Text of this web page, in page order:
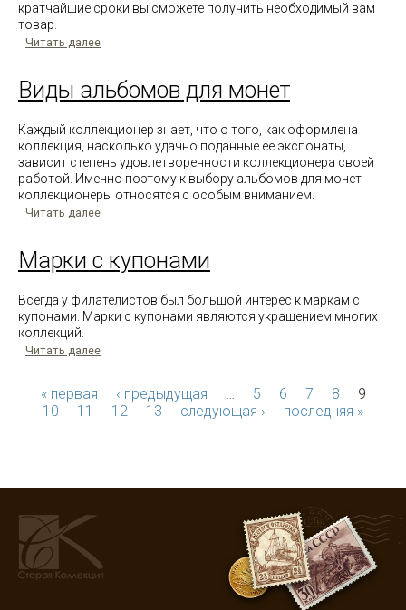
кратчайшие сроки вы сможете получить необходимый вам
товар.
Читать далее
Виды альбомов для монет
Каждый коллекционер знает, что о того, как оформлена
коллекция, насколько удачно поданные ее экспонаты,
зависит степень удовлетворенности коллекционера своей
работой. Именно поэтому к выбору альбомов для монет
коллекционеры относятся с особым вниманием.
Читать далее
Марки с купонами
Всегда у филателистов был большой интерес к маркам с
купонами. Марки с купонами являются украшением многих
коллекций.
Читать далее
« первая ‹ предыдущая … 5 6 7 8
9
10
11 12 13 следующая › последняя »